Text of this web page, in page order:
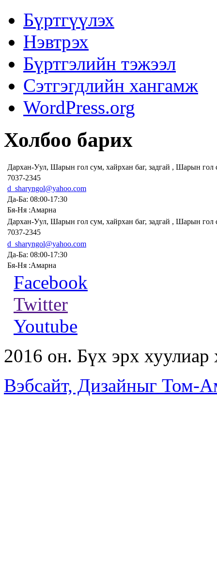
Бүртгүүлэх
Нэвтрэх
Бүртгэлийн тэжээл
Сэтгэгдлийн хангамж
WordPress.org
Холбоо барих
Дархан-Уул, Шарын гол сум, хайрхан баг, задгай , Шарын
7037-2345
d_sharyngol@yahoo.com
Да-Ба: 08:00-17:30
Бя-Ня :Амарна
Дархан-Уул, Шарын гол сум, хайрхан баг, задгай , Шарын
7037-2345
d_sharyngol@yahoo.com
Да-Ба: 08:00-17:30
Бя-Ня :Амарна
Facebook
Twitter
Youtube
2016 он. Бүх эрх хуулиар
Вэбсайт, Дизайныг